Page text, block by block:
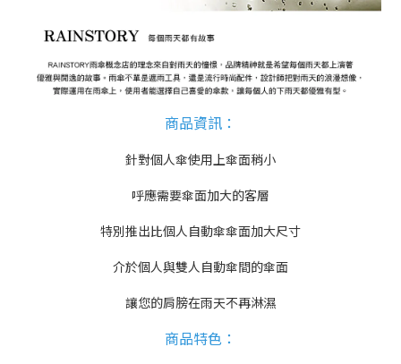
商品資訊 ：
針對個人傘使用上傘面稍小
呼應需要傘面加大的客層
特別推出比個人自動傘傘面加大尺寸
介於個人與雙人自動傘間的傘面
讓您的肩膀在雨天不再淋濕
商品特色：